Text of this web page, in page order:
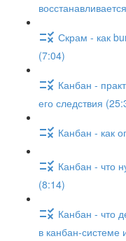
Скрам - как
(7:04)
Канбан -
его следствия
Канбан - как
Канбан - что
(8:14)
Канбан - что
в канбан-